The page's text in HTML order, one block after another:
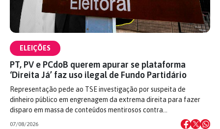
ELEIÇÕES
PT, PV e PCdoB querem apurar se plataforma
‘Direita Já’ faz uso ilegal de Fundo Partidário
Representação pede ao TSE investigação por suspeita de
dinheiro público em engrenagem da extrema direita para fazer
disparo em massa de conteúdos mentirosos contra…
07/08/2026